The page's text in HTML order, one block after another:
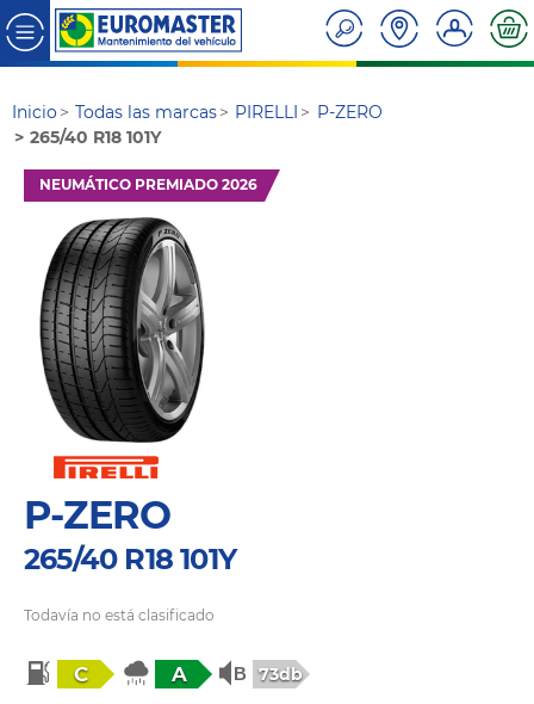
Inicio Todas las marcas PIRELLI
P-ZERO
265/40 R18 101Y
NEUMÁTICO PREMIADO 2026
P-ZERO
265/40 R18 101Y
Todavía no está clasificado
C A 73db